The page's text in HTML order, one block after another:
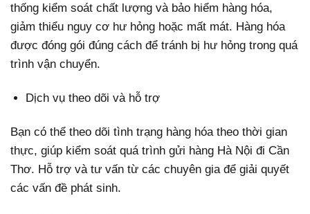
thống kiểm soát chất lượng và bảo hiểm hàng hóa,
giảm thiểu nguy cơ hư hỏng hoặc mất mát. Hàng hóa
được đóng gói đúng cách để tránh bị hư hỏng trong quá
trình vận chuyển.
Dịch vụ theo dõi và hỗ trợ
Bạn có thể theo dõi tình trạng hàng hóa theo thời gian
thực, giúp kiểm soát quá trình gửi hàng Hà Nội đi Cần
Thơ. Hỗ trợ và tư vấn từ các chuyên gia để giải quyết
các vấn đề phát sinh.